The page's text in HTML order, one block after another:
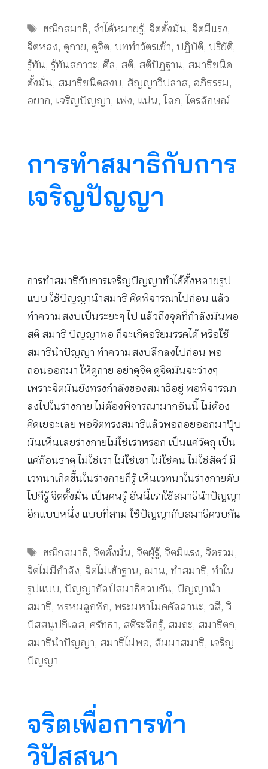
Tags
ขณิกสมาธิ, จำได้หมายรู้, จิตตั้งมั่น, จิตมีแรง,
จิตหลง, ดูกาย, ดูจิต, บททำวัตรเช้า, ปฏิบัติ, ปริยัติ,
รู้ทัน, รู้ทันสภาวะ, ศีล, สติ, สติปัฏฐาน, สมาธิชนิด
ตั้งมั่น, สมาธิชนิดสงบ, สัญญาวิปลาส, อภิธรรม,
อยาก, เจริญปัญญา, เพ่ง, แน่น, โลภ, ไตรลักษณ์
การทำสมาธิกับการ
เจริญปัญญา
การทำสมาธิกับการเจริญปัญญาทำได้ตั้งหลายรูป
แบบ ใช้ปัญญานำสมาธิ คิดพิจารณาไปก่อน แล้ว
ทำความสงบเป็นระยะๆ ไป แล้วถึงจุดที่กำลังมันพอ
สติ สมาธิ ปัญญาพอ ก็จะเกิดอริยมรรคได้ หรือใช้
สมาธินำปัญญา ทำความสงบลึกลงไปก่อน พอ
ถอนออกมา ให้ดูกาย อย่าดูจิต ดูจิตมันจะว่างๆ
เพราะจิตมันยังทรงกำลังของสมาธิอยู่ พอพิจารณา
ลงไปในร่างกาย ไม่ต้องพิจารณามากอันนี้ ไม่ต้อง
คิดเยอะเลย พอจิตทรงสมาธิแล้วพอถอยออกมาปุ๊บ
มันเห็นเลยร่างกายไม่ใช่เราหรอก เป็นแค่วัตถุ เป็น
แค่ก้อนธาตุ ไม่ใช่เรา ไม่ใช่เขา ไม่ใช่คน ไม่ใช่สัตว์ มี
เวทนาเกิดขึ้นในร่างกายก็รู้ เห็นเวทนาในร่างกายดับ
ไปก็รู้ จิตตั้งมั่น เป็นคนรู้ อันนี้เราใช้สมาธินำปัญญา
อีกแบบหนึ่ง แบบที่สาม ใช้ปัญญากับสมาธิควบกัน
Tags
ขณิกสมาธิ, จิตตั้งมั่น, จิตผู้รู้, จิตมีแรง, จิตรวม,
จิตไม่มีกำลัง, จิตไม่เข้าฐาน, ฌาน, ทำสมาธิ, ทำใน
รูปแบบ, ปัญญากัลป์สมาธิควบกัน, ปัญญานำ
สมาธิ, พรหมลูกฟัก, พระมหาโมคคัลลานะ, วสี, วิ
ปัสสนูปกิเลส, ศรัทธา, สติระลึกรู้, สมถะ, สมาธิตก,
สมาธินำปัญญา, สมาธิไม่พอ, สัมมาสมาธิ, เจริญ
ปัญญา
จริตเพื่อการทำ
วิปัสสนา